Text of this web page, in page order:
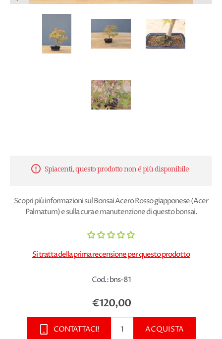
Spiacenti, questo prodotto non é più disponibile
Scopri più informazioni sul Bonsai Acero Rosso giapponese (Acer
Palmatum) e sulla cura e manutenzione di questo bonsai.
Si tratta della prima recensione per questo prodotto
Cod.:bns-81
€120,00
CONTATTACI! ACQUISTA